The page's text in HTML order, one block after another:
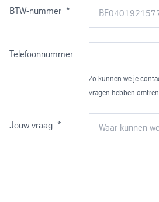
BTW-nummer *
Telefoonnummer
Zo kunnen we je
vragen hebben
Jouw vraag *